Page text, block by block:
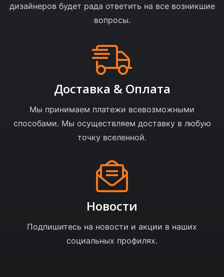
дизайнеров будет рада ответить на все возникшие
вопросы.
Доставка & Оплата
Мы принимаем платежи всевозможными
способами. Мы осуществляем доставку в любую
точку вселенной.
Новости
Подпишитесь на новости и акции в наших
социальных профилях.